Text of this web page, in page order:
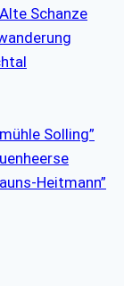
Schanze
Solling”
Heitmann”